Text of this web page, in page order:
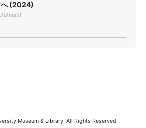
へ (2024)
Museum & Library. All Rights Reserved.